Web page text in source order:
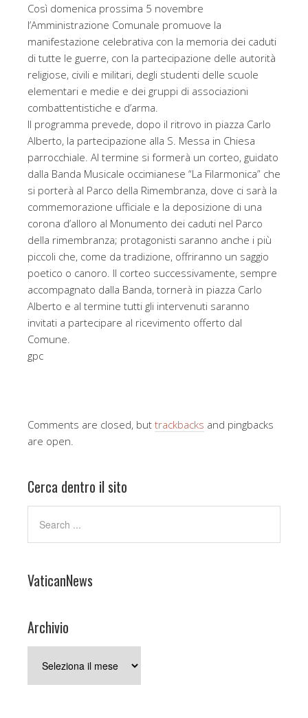
Così domenica prossima 5 novembre
l’Amministrazione Comunale promuove la
manifestazione celebrativa con la memoria dei caduti
di tutte le guerre, con la partecipazione delle autorità
religiose, civili e militari, degli studenti delle scuole
elementari e medie e dei gruppi di associazioni
combattentistiche e d’arma.
Il programma prevede, dopo il ritrovo in piazza Carlo
Alberto, la partecipazione alla S. Messa in Chiesa
parrocchiale. Al termine si formerà un corteo, guidato
dalla Banda Musicale occimianese “La Filarmonica” che
si porterà al Parco della Rimembranza, dove ci sarà la
commemorazione ufficiale e la deposizione di una
corona d’alloro al Monumento dei caduti nel Parco
della rimembranza; protagonisti saranno anche i più
piccoli che, come da tradizione, offriranno un saggio
poetico o canoro. Il corteo successivamente, sempre
accompagnato dalla Banda, tornerà in piazza Carlo
Alberto e al termine tutti gli intervenuti saranno
invitati a partecipare al ricevimento offerto dal
Comune.
gpc
Comments are closed, but trackbacks and pingbacks
are open.
Cerca dentro il sito
VaticanNews
Archivio